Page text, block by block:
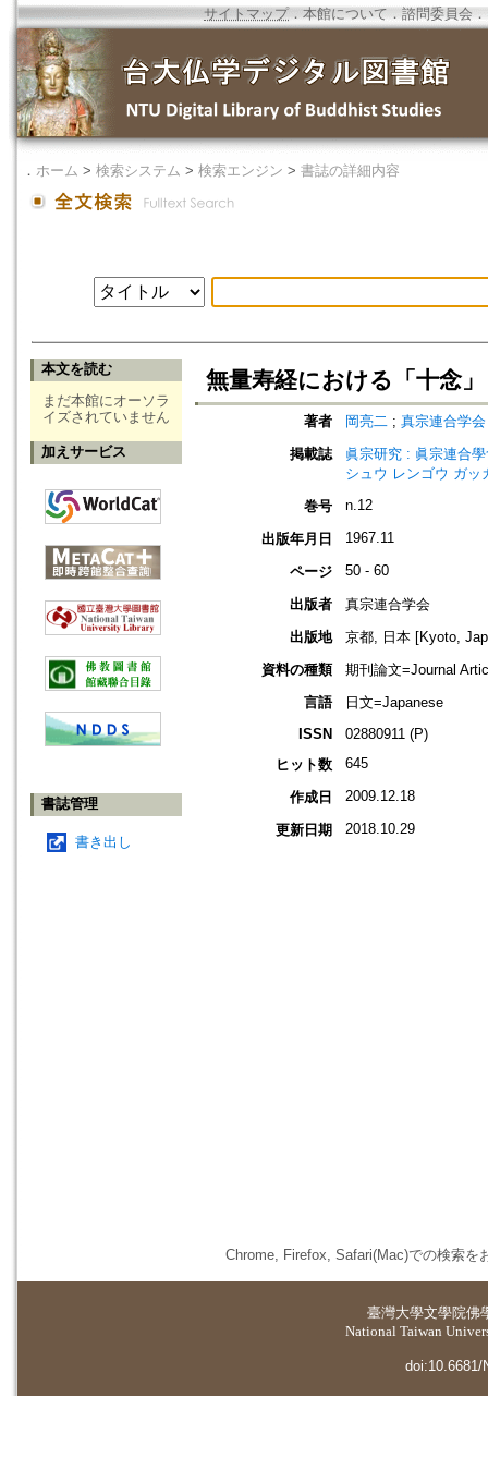
サイトマップ．本館について ． 諮問委員会 ．
． ホーム > 検索システム > 検索エンジン > 書誌の詳細内容
本文を読む
まだ本館にオーソラ
イズされていません
加えサービス
書誌管理
書き出し
無量寿経における「十念
著者 岡亮二 ; 真宗連合学会
掲載誌
眞宗研究 : 眞宗連合
シュウ レンゴウ ガッ
巻号
n.12
出版年月日 1967.11
ページ 50 - 60
出版者
真宗連合学会
出版地
京都, 日本 [Kyoto,
資料の種類
期刊論文=Journal
言語
日文=Japanese
ISSN
02880911 (P)
ヒット数
645
作成日 2009.12.18
更新日期 2018.10.29
Chrome, Firefox, Safari(Mac)での検索を
臺灣大學文學院佛
National Taiwan
doi:10.6681/